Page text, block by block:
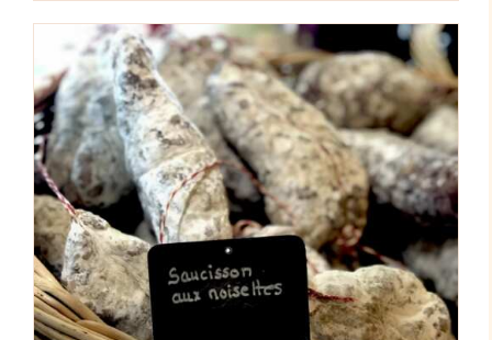
AJOUTER AU PANIER
/
DÉTAILS